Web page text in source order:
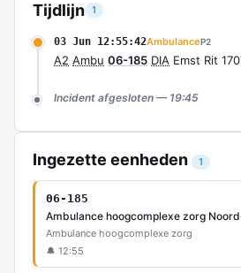
Tijdlijn 1
03 Jun 12:55:42AmbulanceP2
A2 Ambu 06-185 DIA Emst Rit
Incident afgesloten — 19:45
Ingezette eenheden 1
06-185
Ambulance hoogcomplexe zorg
Ambulance hoogcomplexe zorg
🔔 12:55